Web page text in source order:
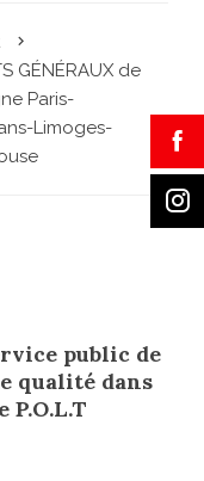
GÉNÉRAUX de
Paris-
Limoges-
public de
qualité dans